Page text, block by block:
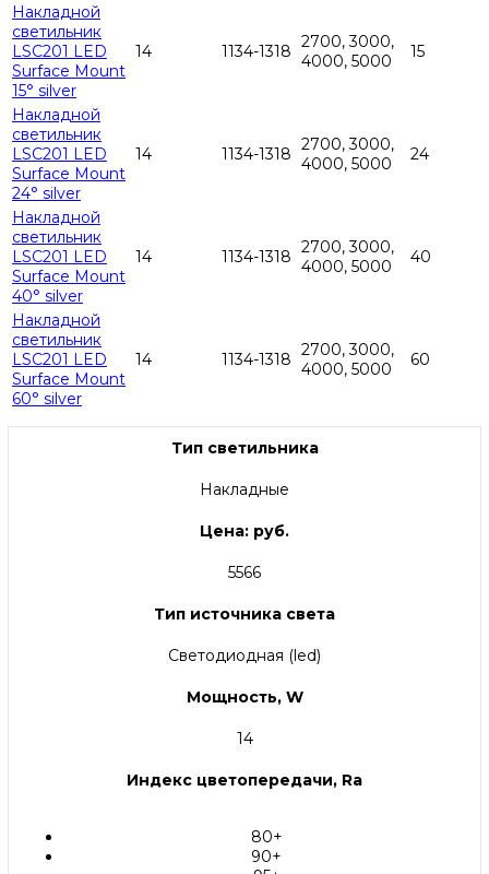
Накладной
светильник
LSC201 LED
Surface Mount
15° silver
14 1134-1318 2700, 3000,
4000, 5000
15
Накладной
светильник
LSC201 LED
Surface Mount
24° silver
14 1134-1318 2700, 3000,
4000, 5000
24
Накладной
светильник
LSC201 LED
Surface Mount
40° silver
14 1134-1318 2700, 3000,
4000, 5000
40
Накладной
светильник
LSC201 LED
Surface Mount
60° silver
14 1134-1318 2700, 3000,
4000, 5000
60
Тип светильника
Накладные
Цена: руб.
5566
Тип источника света
Светодиодная (led)
Мощность, W
14
Индекс цветопередачи, Ra
80+
90+